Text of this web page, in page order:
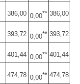
386,00 0,00** 386,00
393,72 0,00** 393,72
401,44 0,00** 401,44
474,78 0,00** 474,78